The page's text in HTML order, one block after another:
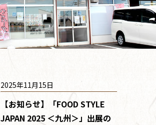
2025年11月15日
【お知らせ】「FOOD STYLE
JAPAN 2025 ＜九州＞」出展の